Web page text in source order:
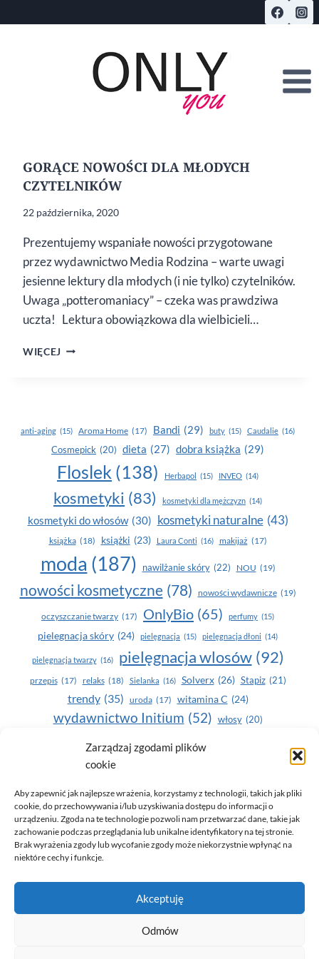
Zarządzaj zgodami plików
cookie
Aby zapewnić jak najlepsze wrażenia, korzystamy z technologii, takich jak pliki
cookie, do przechowywania i/lub uzyskiwania dostępu do informacji o
urządzeniu. Zgoda na te technologie pozwoli nam przetwarzać dane, takie jak
zachowanie podczas przeglądania lub unikalne identyfikatory na tej stronie.
Brak wyrażenia zgody lub wycofanie zgody może niekorzystnie wpłynąć na
niektóre cechy i funkcje.
Akceptuję
Odmów
do
GORĄCE NOWOŚCI DLA MŁODYCH
CZYTELNIKÓW
22 października, 2020
Prezentujemy wspaniałe nowości przygotowane
przez wydawnictwo Media Rodzina – warte uwagi
jesienne lektury dla młodych (i nie tylko) czytelników.
Uwaga „potteromaniacy” – czeka was prawdziwa
uczta! Lektura obowiązkowa dla wielbicieli…
WIĘCEJ GORĄCE
anti-aging (15) Aroma Home (17) Bandi (29) buty (15) Caudalie (16)
Cosmepick (20) dieta (27) dobra książka (29)
Floslek (138) Herbapol (15) INVEO (14)
kosmetyki (83) kosmetyki dla mężczyzn (14)
kosmetyki do włosów (30) kosmetyki naturalne (43)
książka (18) książki (23) Laura Conti (16) makijaż (17)
moda (187) nawilżanie skóry (22) NOU (19)
nowości kosmetyczne (78) nowości wydawnicze (19)
oczyszczanie twarzy (17) OnlyBio (65) perfumy (15)
pielegnacja skóry (24) pielęgnacja (15) pielęgnacja dłoni (14)
pielęgnacja twarzy (16) pielęgnacja wlosów (92)
przepis (17) relaks (18) Sielanka (16) Solverx (26) Stapiz (21)
trendy (35) uroda (17) witamina C (24)
wydawnictwo Initium (52) włosy (20)
Yasumi(164) zdrowe zęby
zdrowie
© 2026 Only You - portal dla kobiet (uroda, moda, zdrowie)
opracowanie:AZDOBRESTRONY